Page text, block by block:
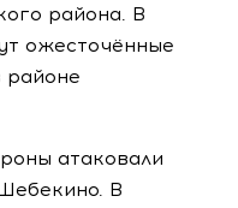
района. В
ожесточённые
районе
атаковали
В